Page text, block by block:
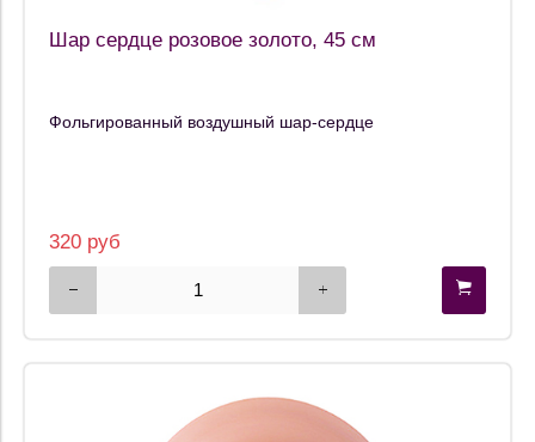
Шар сердце розовое золото, 45 см
Фольгированный воздушный шар-сердце
320 руб